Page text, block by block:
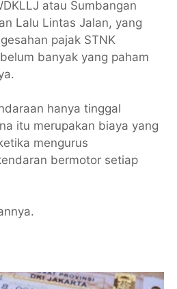
atau Sumbangan
Lalu Lintas Jalan, yang
pajak STNK
banyak yang paham
hanya tinggal
itu merupakan biaya yang
mengurus
bermotor setiap